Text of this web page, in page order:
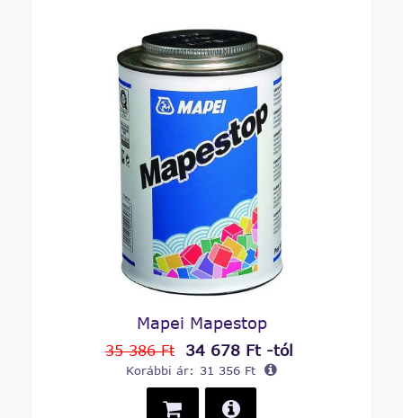
Mapei Mapestop
35 386 Ft 34 678 Ft -tól
Korábbi ár: 31 356 Ft